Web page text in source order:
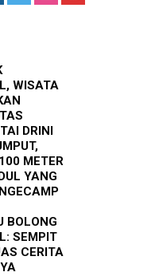
WISATA
DRINI
METER
YANG
BOLONG
SEMPIT
CERITA